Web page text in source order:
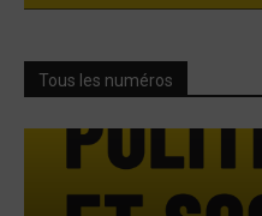
Tous les numéros